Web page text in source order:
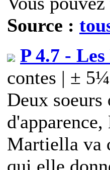
Source :
P 4.7 -
contes | ±
Deux
Martiella va